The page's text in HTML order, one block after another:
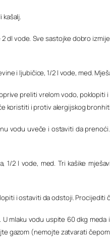
vode. Sve sastojke dobro
i ljubičice, 1/2 l vode, med.
preliti vrelom vodo,
koristiti i protiv alergijskog
vodu uveče i ostaviti da
2 l vode, med. Tri kašike
i ostaviti da odstoji. Procijediti
vodu uspite 60 dkg
gazom (nemojte zatvarati